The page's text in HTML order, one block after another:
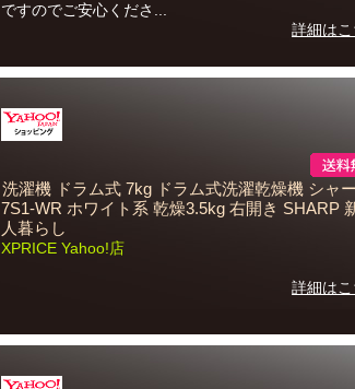
ですのでご安心くださ...
詳細はこ
洗濯機 ドラム式 7kg ドラム式洗濯乾燥機 シャ
7S1-WR ホワイト系 乾燥3.5kg 右開き SHARP
人暮らし
XPRICE Yahoo!店
詳細はこ